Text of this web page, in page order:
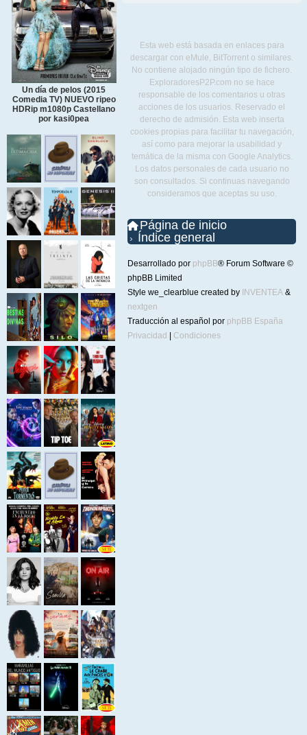
Un día de pelos (2015
Comedia TV) NUEVO ripeo
HDRip m1080p Castellano
por kasi0pea
Esta web está basada en enlaces para
descargar con eMule, BitTorrent o similares.
No contiene alojado ningún tipo de fichero.
ExploradoresP2P.com no se hace
responsable de los comentarios u otras
acciones de los usuarios. Reservado el
derecho de admisión. Esta web inserta
cookies propias para facilitar tu navegación,
así como para mejorar la usabilidad y
temática de la misma con Google Analytics.
Los datos personales de cada usuario no
son consultados. Si continuas navegando
consideramos que aceptas su uso.
Página de inicio
Índice general
Desarrollado por phpBB® Forum Software ©
phpBB Limited
Style we_clearblue created by INVENTEA &
nextgen
Traducción al español por phpBB España
Privacidad
Condiciones